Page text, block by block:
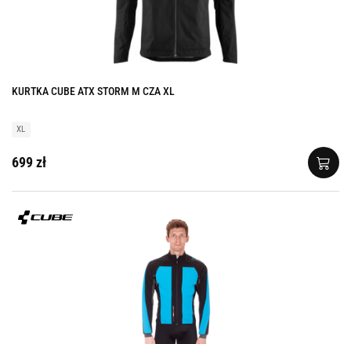
KURTKA CUBE ATX STORM M CZA XL
XL
699 zł